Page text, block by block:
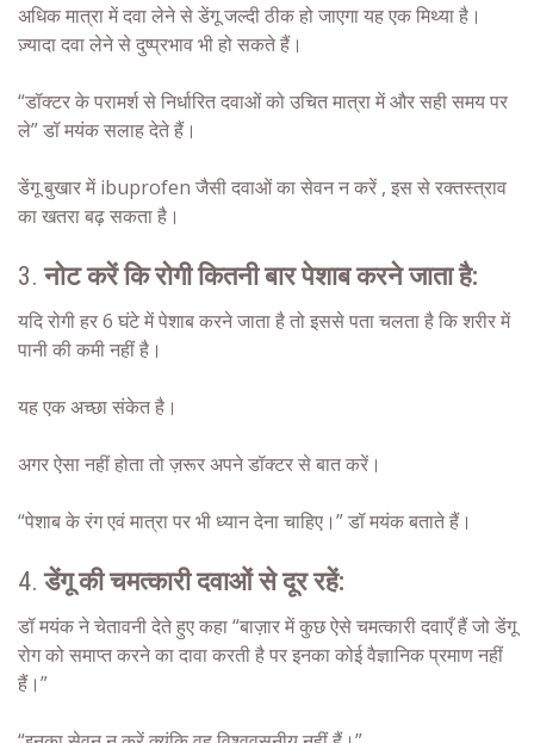
अधिक मात्रा में दवा लेने से डेंगू जल्दी ठीक हो जाएगा यह एक मिथ्या है।
ज़्यादा दवा लेने से दुष्प्रभाव भी हो सकते हैं।
“डॉक्टर के परामर्श से निर्धारित दवाओं को उचित मात्रा में और सही समय पर
ले” डॉ मयंक सलाह देते हैं।
डेंगू बुखार में ibuprofen जैसी दवाओं का सेवन न करें , इस से रक्तस्त्राव
का खतरा बढ़ सकता है।
3.नोट करें कि रोगी कितनी बार पेशाब करने जाता है:
यदि रोगी हर 6 घंटे में पेशाब करने जाता है तो इससे पता चलता है कि शरीर में
पानी की कमी नहीं है।
यह एक अच्छा संकेत है।
अगर ऐसा नहीं होता तो ज़रूर अपने डॉक्टर से बात करें।
“पेशाब के रंग एवं मात्रा पर भी ध्यान देना चाहिए।” डॉ मयंक बताते हैं।
4.डेंगू की चमत्कारी दवाओं से दूर रहें:
डॉ मयंक ने चेतावनी देते हुए कहा “बाज़ार में कुछ ऐसे चमत्कारी दवाएँ हैं जो डेंगू
रोग को समाप्त करने का दावा करती है पर इनका कोई वैज्ञानिक प्रमाण नहीं
हैं।”